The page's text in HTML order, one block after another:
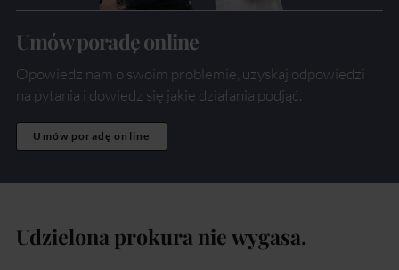
Umów poradę online
Opowiedz nam o swoim problemie, uzyskaj odpowiedzi
na pytania i dowiedz się jakie działania podjąć.
Umów poradę online
Udzielona prokura nie wygasa.